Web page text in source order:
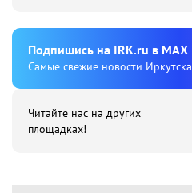
Подпишиcь на IRK.ru в MAX
Cамые свежие новости Иркутска
Читайте нас на других
площадках!